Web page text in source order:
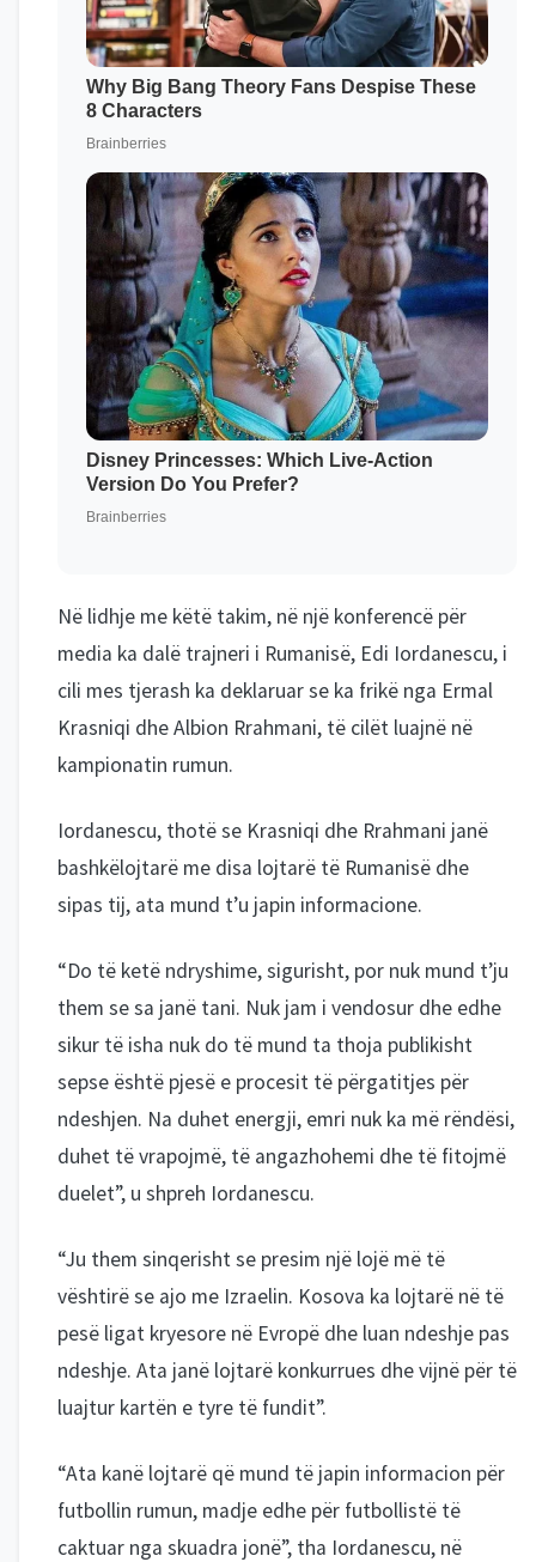
Në lidhje me këtë takim, në një konferencë për
media ka dalë trajneri i Rumanisë, Edi Iordanescu, i
cili mes tjerash ka deklaruar se ka frikë nga Ermal
Krasniqi dhe Albion Rrahmani, të cilët luajnë në
kampionatin rumun.
Iordanescu, thotë se Krasniqi dhe Rrahmani janë
bashkëlojtarë me disa lojtarë të Rumanisë dhe
sipas tij, ata mund t’u japin informacione.
“Do të ketë ndryshime, sigurisht, por nuk mund t’ju
them se sa janë tani. Nuk jam i vendosur dhe edhe
sikur të isha nuk do të mund ta thoja publikisht
sepse është pjesë e procesit të përgatitjes për
ndeshjen. Na duhet energji, emri nuk ka më rëndësi,
duhet të vrapojmë, të angazhohemi dhe të fitojmë
duelet”, u shpreh Iordanescu.
“Ju them sinqerisht se presim një lojë më të
vështirë se ajo me Izraelin. Kosova ka lojtarë në të
pesë ligat kryesore në Evropë dhe luan ndeshje pas
ndeshje. Ata janë lojtarë konkurrues dhe vijnë për të
luajtur kartën e tyre të fundit”.
“Ata kanë lojtarë që mund të japin informacion për
futbollin rumun, madje edhe për futbollistë të
caktuar nga skuadra jonë”, tha Iordanescu, në